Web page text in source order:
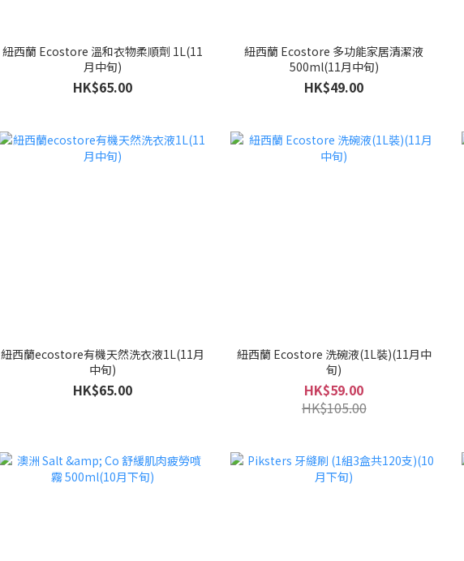
紐西蘭 Ecostore 溫和衣物柔順劑 1L(11
月中旬)
HK$65.00
紐西蘭 Ecostore 多功能家居清潔液
500ml(11月中旬)
HK$49.00
紐西蘭ecostore有機天然洗衣液1L(11月
中旬)
HK$65.00
紐西蘭 Ecostore 洗碗液(1L裝)(11月中
旬)
HK$59.00
HK$105.00